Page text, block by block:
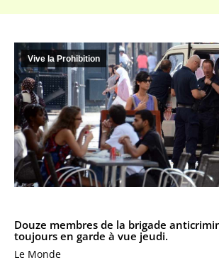
Vive la Prohibition
Douze membres de la brigade
toujours en garde à vue jeudi.
Le Monde